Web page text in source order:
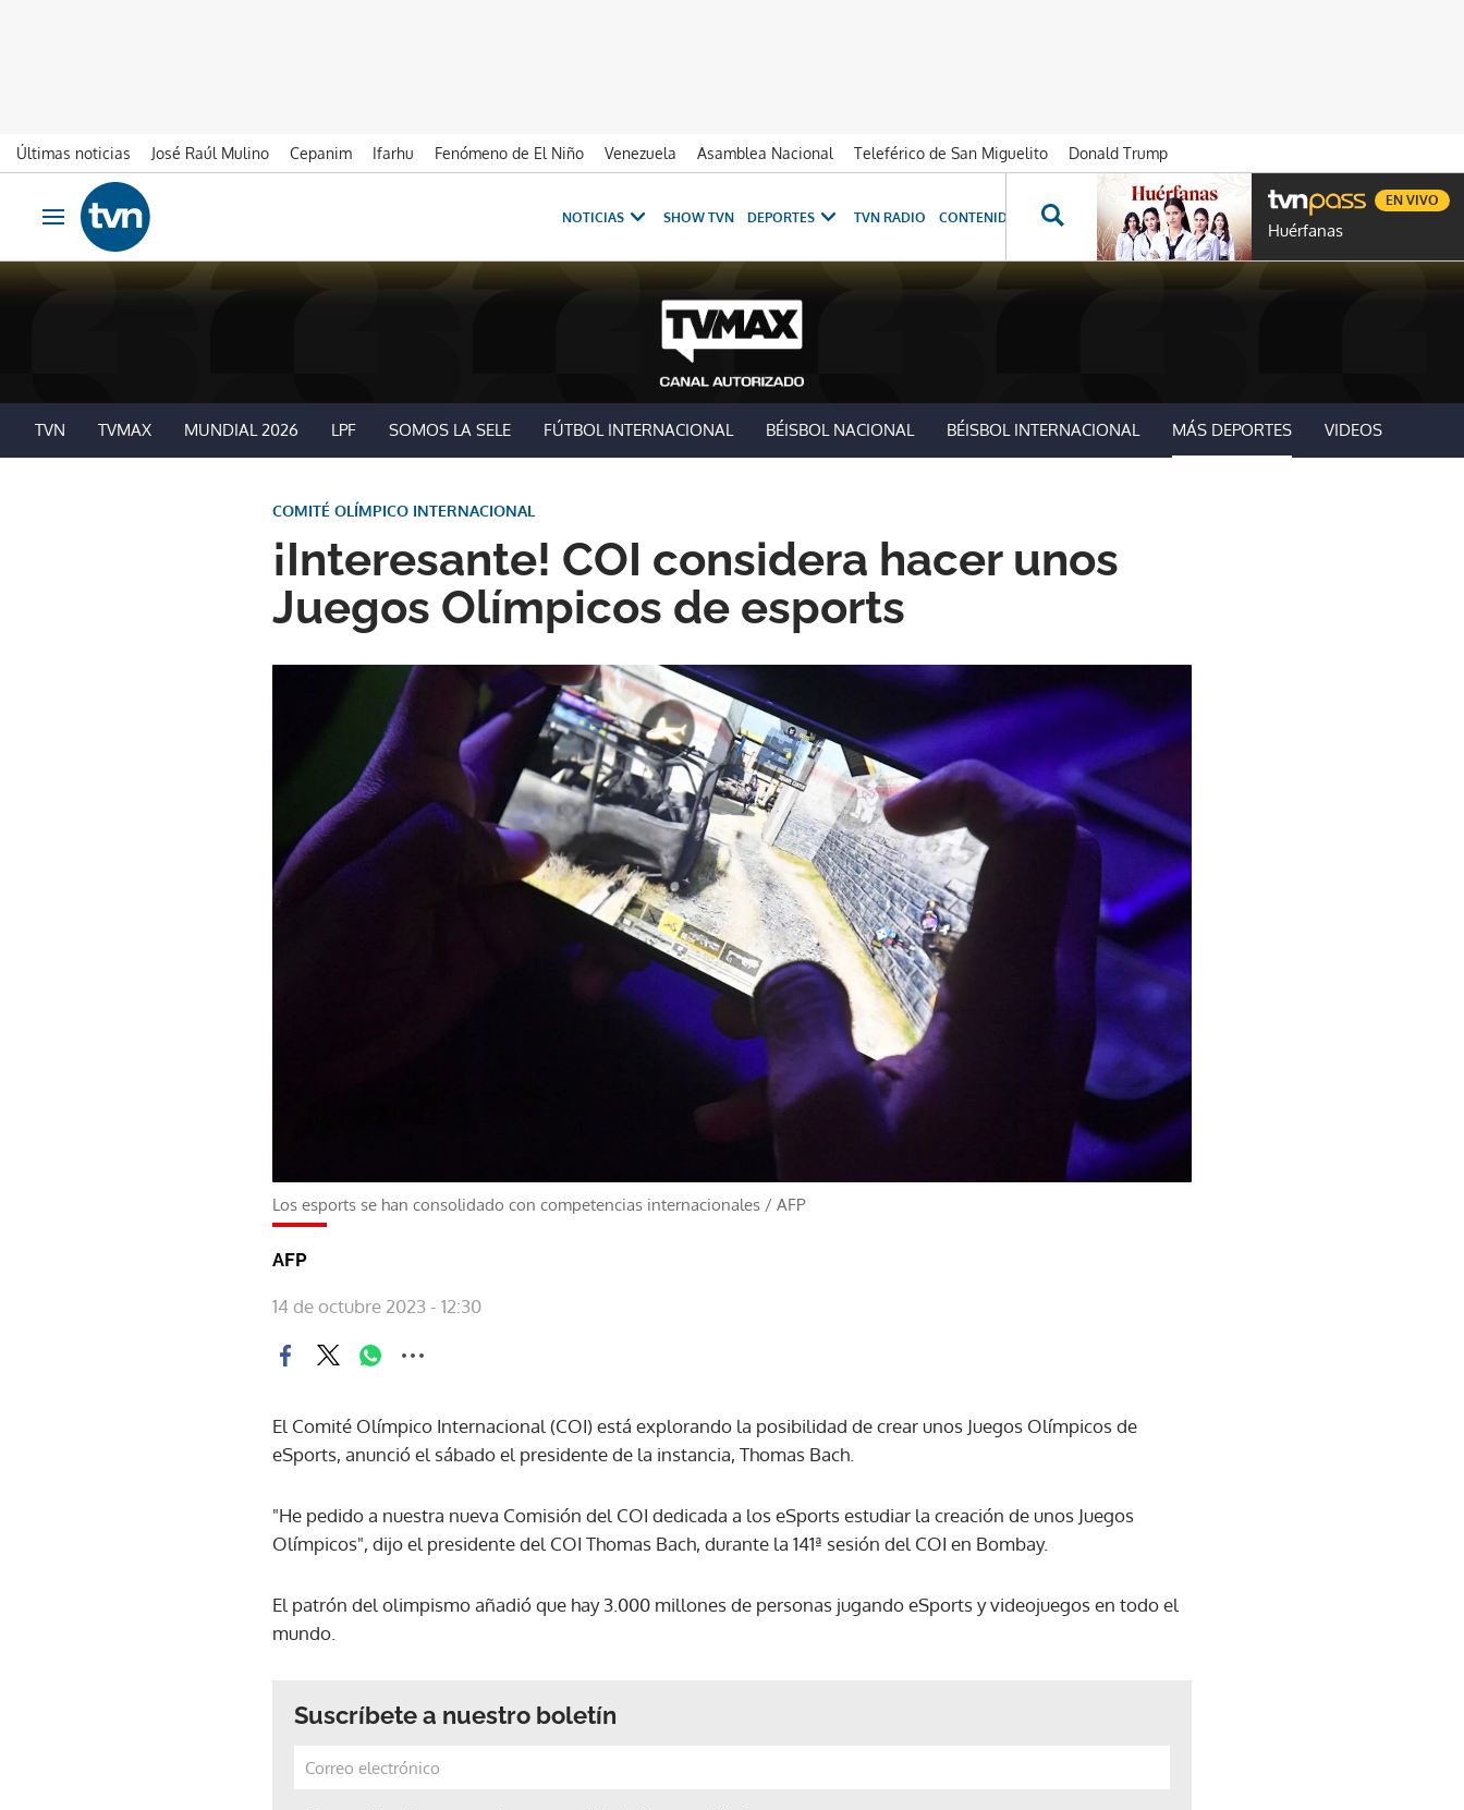
Últimas noticias José Raúl Mulino Cepanim Ifarhu Fenómeno de El Niño Venezuela Asamblea Nacional Teleférico de San Miguelito
Donald Trump
Ir al contenido
Obrir navegació
NOTICIAS SHOW TVN DEPORTES TVN RADIO CONTENIDOS ESPECIALES NOVELAS PROGRAMAS GENTE TVN
Huérfanas
EN VIVO
TVN TVMAX MUNDIAL 2026 LPF SOMOS LA SELE FÚTBOL INTERNACIONAL BÉISBOL NACIONAL BÉISBOL INTERNACIONAL MÁS DEPORTES VIDEOS
¡Interesante! COI considera hacer unos
Juegos Olímpicos de esports
COMITÉ OLÍMPICO INTERNACIONAL
Los esports se han consolidado con competencias internacionales / AFP
AFP
14 de octubre 2023 - 12:30
El Comité Olímpico Internacional (COI) está explorando la posibilidad de crear unos Juegos Olímpicos de
eSports, anunció el sábado el presidente de la instancia, Thomas Bach.
"He pedido a nuestra nueva Comisión del COI dedicada a los eSports estudiar la creación de unos Juegos
Olímpicos", dijo el presidente del COI Thomas Bach, durante la 141ª sesión del COI en Bombay.
El patrón del olimpismo añadió que hay 3.000 millones de personas jugando eSports y videojuegos en todo el
mundo.
Suscríbete a nuestro boletín